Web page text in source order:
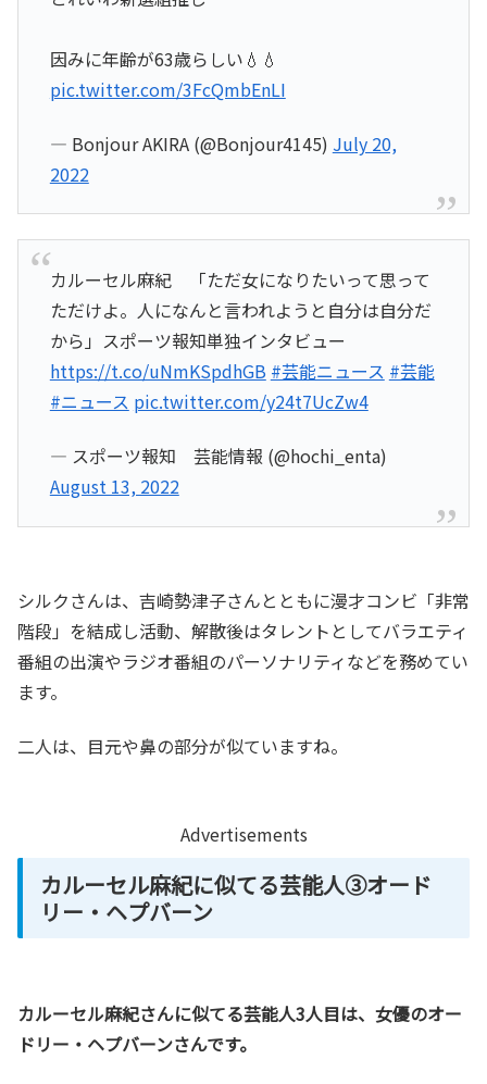
因みに年齢が63歳らしい💧💧
pic.twitter.com/3FcQmbEnLI
— Bonjour AKIRA (@Bonjour4145) July 20,
2022
カルーセル麻紀 「ただ女になりたいって思って
ただけよ。人になんと言われようと自分は自分だ
から」スポーツ報知単独インタビュー
https://t.co/uNmKSpdhGB #芸能ニュース #芸能
#ニュース pic.twitter.com/y24t7UcZw4
— スポーツ報知 芸能情報 (@hochi_enta)
August 13, 2022
シルクさんは、吉崎勢津子さんとともに漫才コンビ「非常
階段」を結成し活動、解散後はタレントとしてバラエティ
番組の出演やラジオ番組のパーソナリティなどを務めてい
ます。
二人は、目元や鼻の部分が似ていますね。
Advertisements
カルーセル麻紀に似てる芸能人③オード
リー・ヘプバーン
カルーセル麻紀さんに似てる芸能人3人目は、女優のオー
ドリー・ヘプバーンさんです。